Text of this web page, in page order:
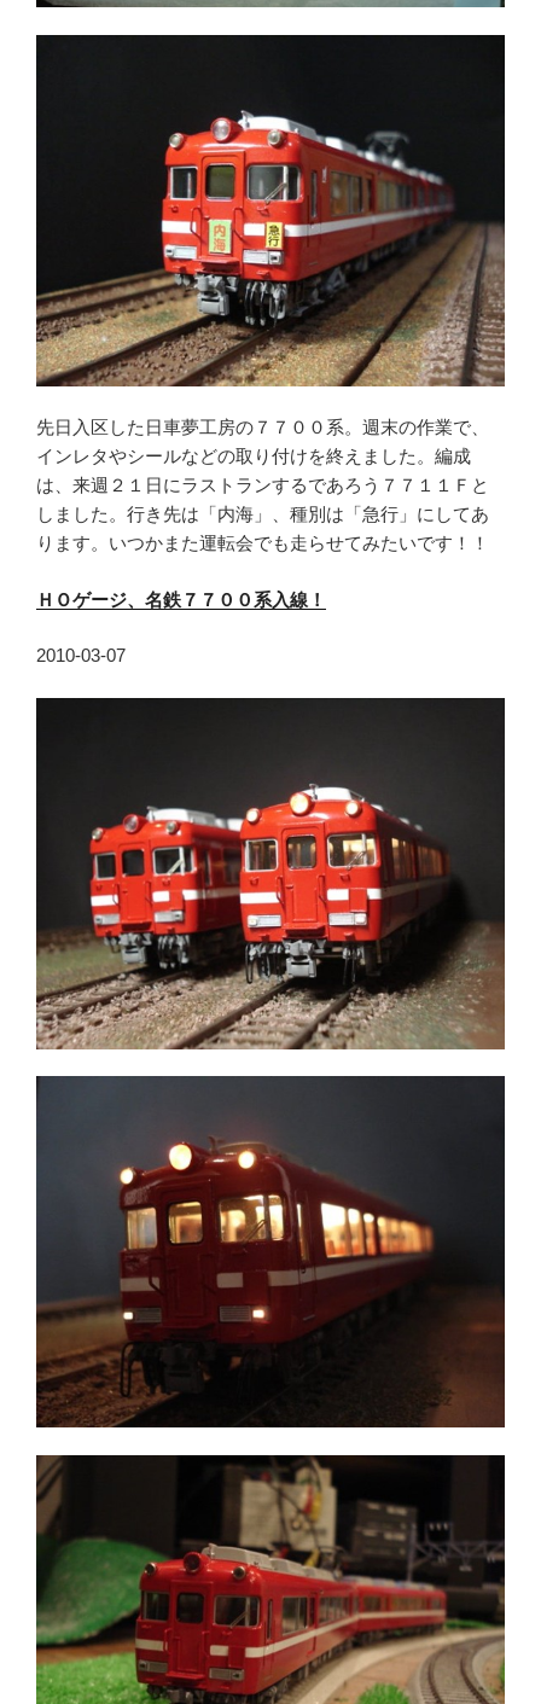
先日入区した日車夢工房の７７００系。週末の作業で、
インレタやシールなどの取り付けを終えました。編成
は、来週２１日にラストランするであろう７７１１Ｆと
しました。行き先は「内海」、種別は「急行」にしてあ
ります。いつかまた運転会でも走らせてみたいです！！
ＨＯゲージ、名鉄７７００系入線！
2010-03-07